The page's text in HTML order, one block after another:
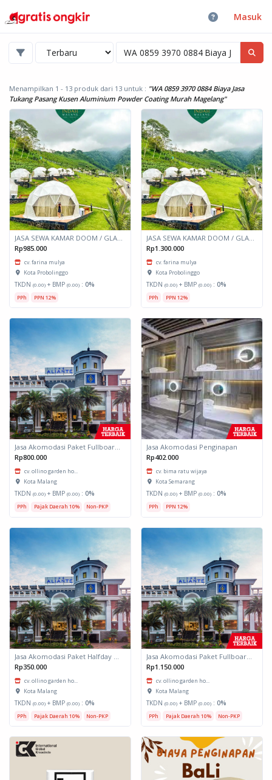
Masuk
Menampilkan 1 - 13 produk dari 13 untuk : "WA 0859 3970 0884 Biaya Jasa
Tukang Pasang Kusen Aluminium Powder Coating Murah Magelang"
Rp985.000
cv. farina mulya
Kota Probolinggo
TKDN (0.00) + BMP (0.00) : 0%
PPh PPN 12%
Rp1.300.000
cv. farina mulya
Kota Probolinggo
TKDN (0.00) + BMP (0.00) : 0%
PPh PPN 12%
Jasa Akomodasi Paket Fullboard Twin Hotel Kota Malang
Rp800.000
cv. ollino garden ho...
Kota Malang
TKDN (0.00) + BMP (0.00) : 0%
PPh Pajak Daerah 10% Non-PKP
Jasa Akomodasi Penginapan
Rp402.000
cv. bima ratu wijaya
Kota Semarang
TKDN (0.00) + BMP (0.00) : 0%
PPh PPN 12%
Rp350.000
cv. ollino garden ho...
Kota Malang
TKDN (0.00) + BMP (0.00) : 0%
PPh Pajak Daerah 10% Non-PKP
Rp1.150.000
cv. ollino garden ho...
Kota Malang
TKDN (0.00) + BMP (0.00) : 0%
PPh Pajak Daerah 10% Non-PKP